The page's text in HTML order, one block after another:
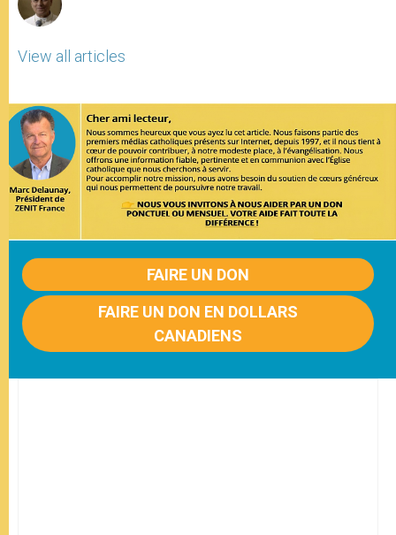
View all articles
FAIRE UN DON
FAIRE UN DON EN DOLLARS
CANADIENS